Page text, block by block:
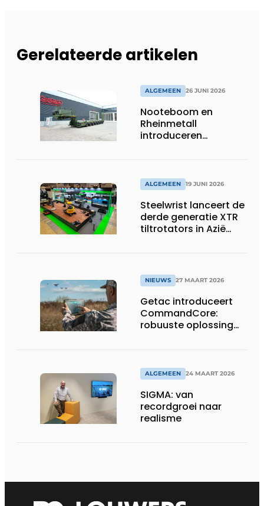
Gerelateerde artikelen
ALGEMEEN 26 JUNI 2026
Nooteboom en
Rheinmetall
introduceren
ALGEMEEN 19 JUNI 2026
Steelwrist lanceert de
derde generatie XTR
tiltrotators in Azië
NIEUWS 27 MAART 2026
Getac introduceert
CommandCore:
robuuste oplossing
ALGEMEEN 24 MAART 2026
SIGMA: van
recordgroei naar
realisme